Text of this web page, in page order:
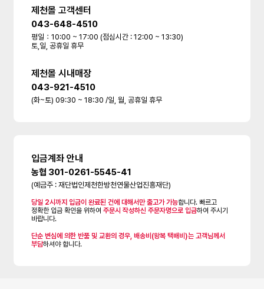
제천몰 고객센터
043-648-4510
평일：10:00 ~ 17:00 (점심시간 : 12:00 ~ 13:30)
토,일, 공휴일 휴무
제천몰 시내매장
043-921-4510
(화~토) 09:30 ~ 18:30 /일, 월, 공휴일 휴무
입금계좌 안내
농협 301-0261-5545-41
(예금주 : 재단법인제천한방천연물산업진흥재단)
당일 2시까지 입금이 완료된 건에 대해서만 출고가 가능합니다. 빠르고
정확한 입금 확인을 위하여주문시 작성하신 주문자명으로 입금하여 주시기
바랍니다.
단순 변심에 의한 반품 및 교환의 경우, 배송비(왕복 택배비)는 고객님께서
부담하셔야 합니다.